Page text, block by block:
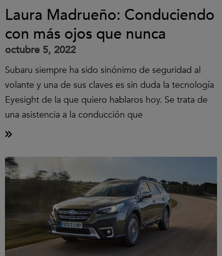
Laura Madrueño: Conduciendo
con más ojos que nunca
octubre 5, 2022
Subaru siempre ha sido sinónimo de seguridad al
volante y una de sus claves es sin duda la tecnología
Eyesight de la que quiero hablaros hoy. Se trata de
una asistencia a la conducción que